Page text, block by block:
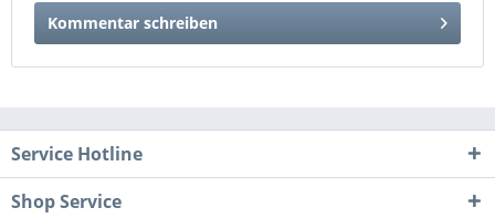
Kommentar schreiben
Service Hotline
Shop Service